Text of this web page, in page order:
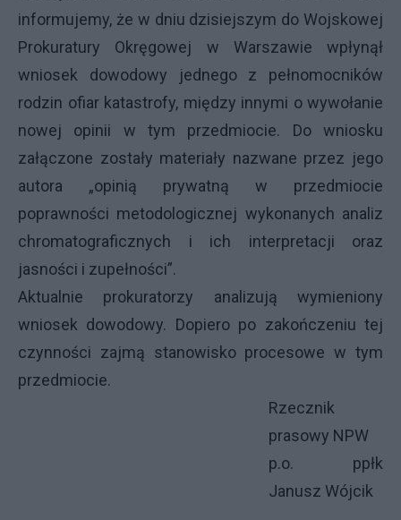
informujemy, że w dniu dzisiejszym do Wojskowej
Prokuratury Okręgowej w Warszawie wpłynął
wniosek dowodowy jednego z pełnomocników
rodzin ofiar katastrofy, między innymi o wywołanie
nowej opinii w tym przedmiocie. Do wniosku
załączone zostały materiały nazwane przez jego
autora „opinią prywatną w przedmiocie
poprawności metodologicznej wykonanych analiz
chromatograficznych i ich interpretacji oraz
jasności i zupełności”.
Aktualnie prokuratorzy analizują wymieniony
wniosek dowodowy. Dopiero po zakończeniu tej
czynności zajmą stanowisko procesowe w tym
przedmiocie.
Rzecznik
prasowy NPW
p.o. ppłk
Janusz Wójcik